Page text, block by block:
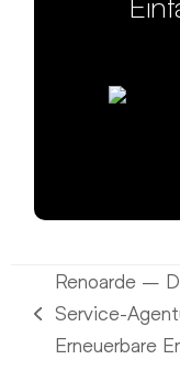
vorheriger
Beitrag:
Renoarde –
Service-
Erneuerbare